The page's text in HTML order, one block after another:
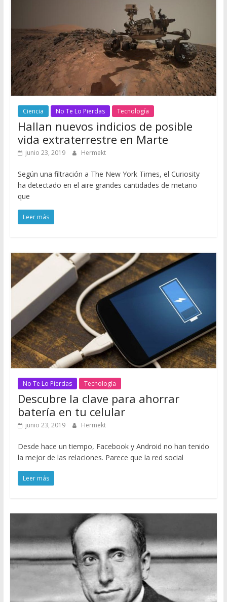
Ciencia No Te Lo Pierdas Tecnología
Hallan nuevos indicios de posible
vida extraterrestre en Marte
junio 23, 2019 Hermekt
Según una filtración a The New York Times, el Curiosity
ha detectado en el aire grandes cantidades de metano
que
Leer más
No Te Lo Pierdas Tecnología
Descubre la clave para ahorrar
batería en tu celular
junio 23, 2019 Hermekt
Desde hace un tiempo, Facebook y Android no han tenido
la mejor de las relaciones. Parece que la red social
Leer más